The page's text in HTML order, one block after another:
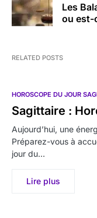
Les
ou est-
RELATED POSTS
HOROSCOPE DU JOUR
Sagittaire :
Aujourd’hui, une
Préparez-vous à
jour du…
Lire plus